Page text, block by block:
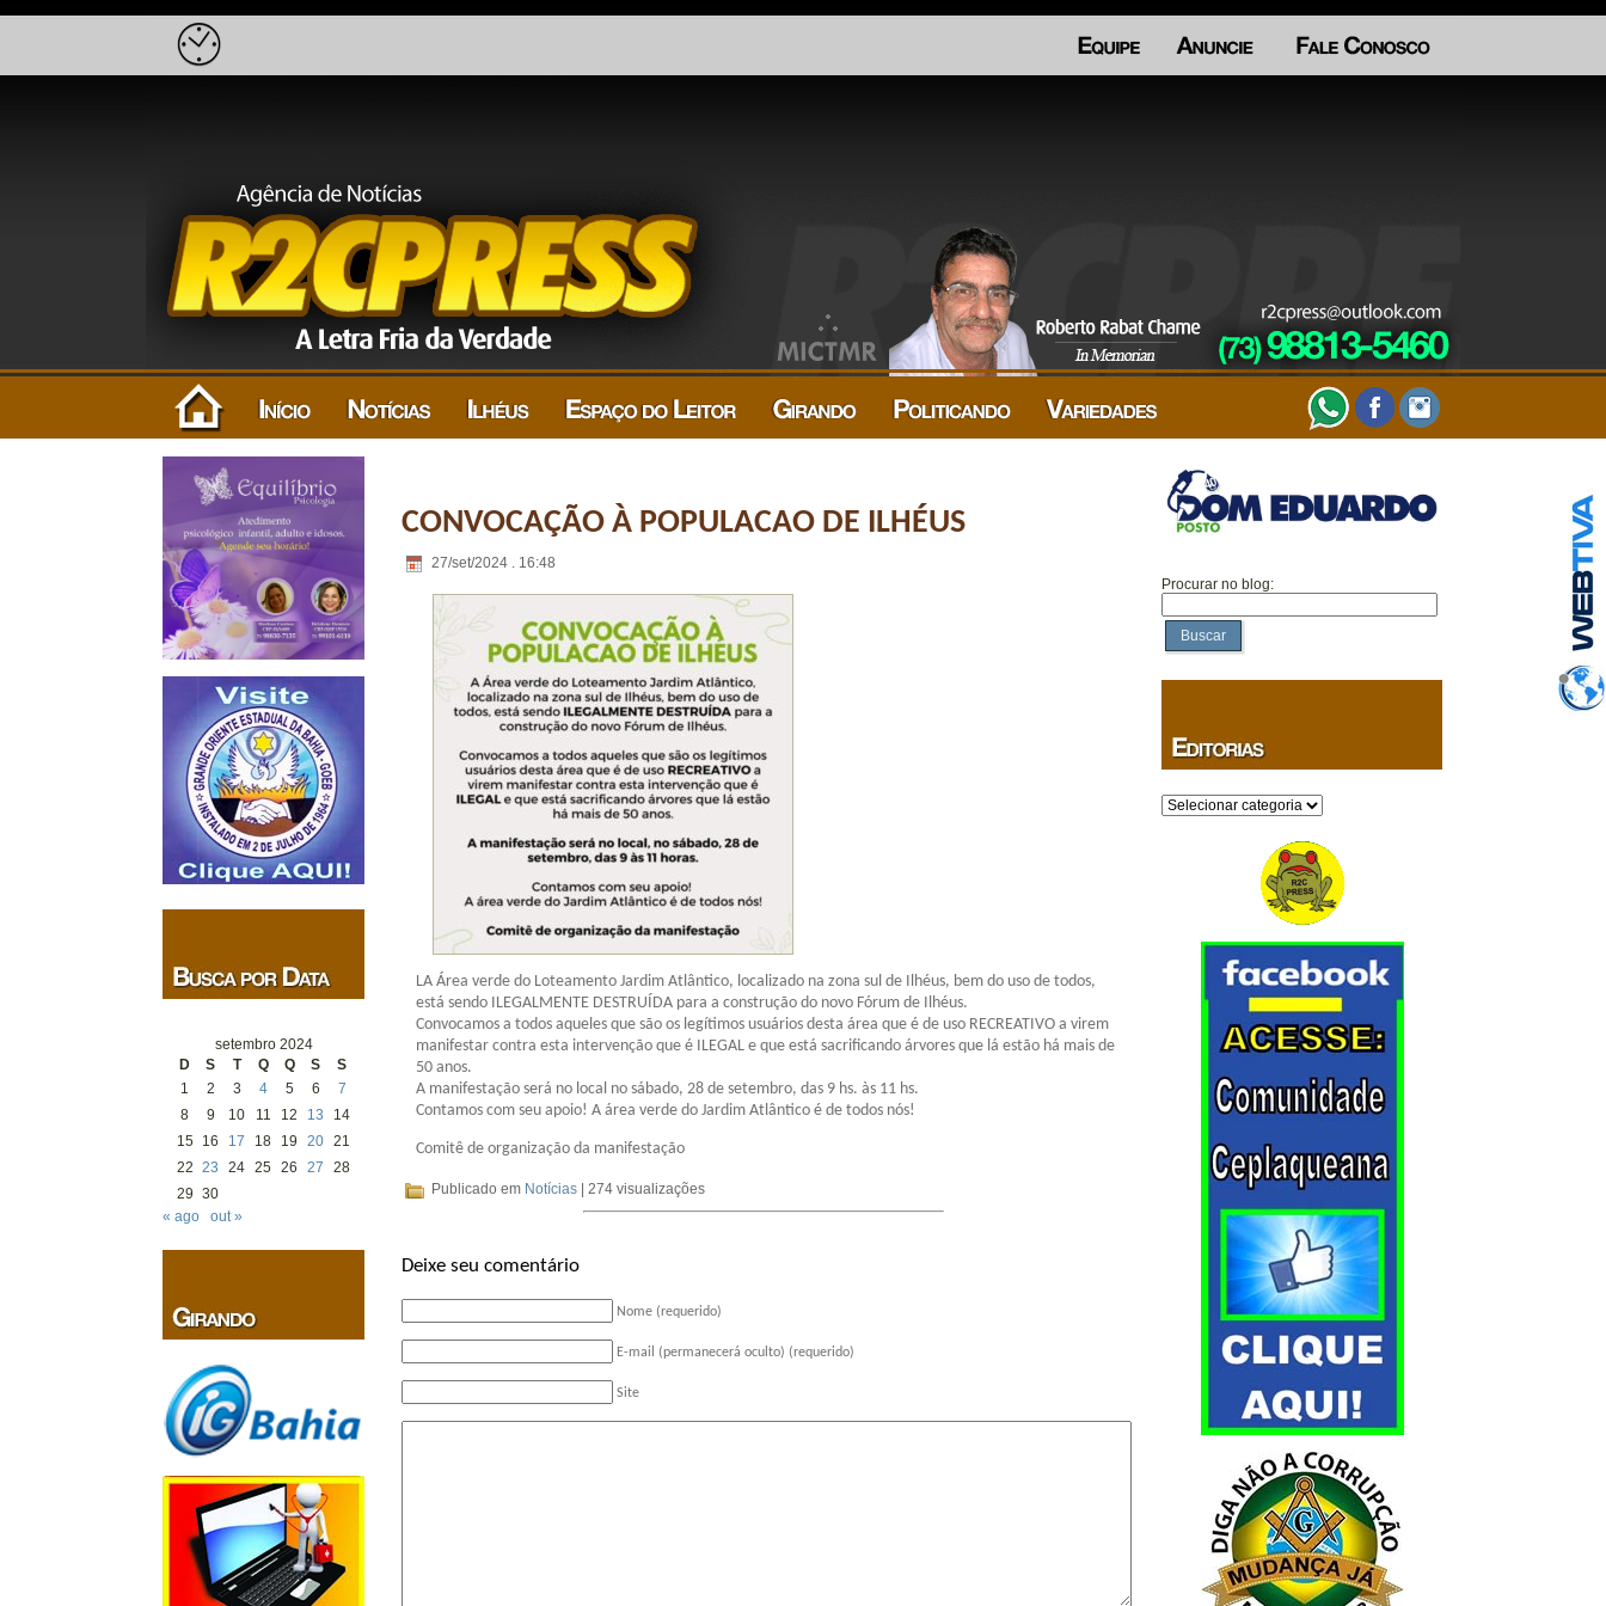
setembro 2024
D
S T Q Q S
S
1
2 3 4 5 6
7
8
9 10 11 12 13
14
15
16 17 18 19 20 21
22 23 24 25 26 27
28
29 30
« ago
out »
CONVOCAÇÃO À POPULACAO DE ILHÉUS
27/set/2024 . 16:48
LA Área verde do Loteamento Jardim Atlântico, localizado na zona sul de Ilhéus, bem do uso de todos,
está sendo ILEGALMENTE DESTRUÍDA para a construção do novo Fórum de Ilhéus.
Convocamos a todos aqueles que são os legítimos usuários desta área que é de uso RECREATIVO a virem
manifestar contra esta intervenção que é ILEGAL e que está sacrificando árvores que lá estão há mais de
50 anos.
A manifestação será no local no sábado, 28 de setembro, das 9 hs. às 11 hs.
Contamos com seu apoio! A área verde do Jardim Atlântico é de todos nós!
Comitê de organização da manifestação
Publicado em Notícias | 274 visualizações
Deixe seu comentário
Nome (requerido)
E-mail (permanecerá oculto) (requerido)
Site
Procurar no blog:
Buscar
Categorias